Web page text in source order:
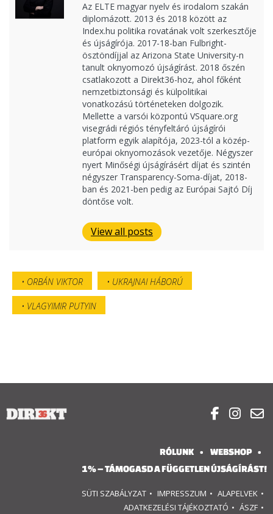
Az ELTE magyar nyelv és irodalom szakán
diplomázott. 2013 és 2018 között az
Index.hu politika rovatának volt szerkesztője
és újságírója. 2017-18-ban Fulbright-
ösztöndíjjal az Arizona State University-n
tanult oknyomozó újságírást. 2018 őszén
csatlakozott a Direkt36-hoz, ahol főként
nemzetbiztonsági és külpolitikai
vonatkozású történeteken dolgozik.
Mellette a varsói központú VSquare.org
visegrádi régiós tényfeltáró újságírói
platform egyik alapítója, 2023-tól a közép-
európai oknyomozások vezetője. Négyszer
nyert Minőségi újságírásért díjat és szintén
négyszer Transparency-Soma-díjat, 2018-
ban és 2021-ben pedig az Európai Sajtó Díj
döntőse volt.
View all posts
ORBÁN VIKTOR UKRAJNAI HÁBORÚ
VLAGYIMIR PUTYIN
  
RÓLUNK
WEBSHOP
1% – TÁMOGASD A FÜGGETLEN ÚJSÁGÍRÁST!
SÜTI SZABÁLYZAT IMPRESSZUM
ALAPELVEK
ADATKEZELÉSI TÁJÉKOZTATÓ
ÁSZF